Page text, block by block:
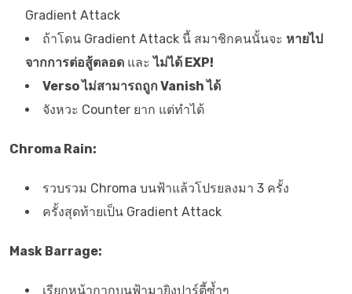
Gradient Attack
ถ้าโดน Gradient Attack นี้ สมาชิกคนนั้นจะ หายไป
จากการต่อสู้ตลอด และไม่ได้ EXP!
Verso ไม่สามารถถูก Vanish ได้
จังหวะ Counter ยาก แต่ทำได้
Chroma Rain:
รวบรวม Chroma บนฟ้าแล้วโปรยลงมา 3 ครั้ง
ครั้งสุดท้ายเป็น Gradient Attack
Mask Barrage:
เรียกหน้ากากบนฟ้ามายิงปาร์ตี้ซ้ำๆ